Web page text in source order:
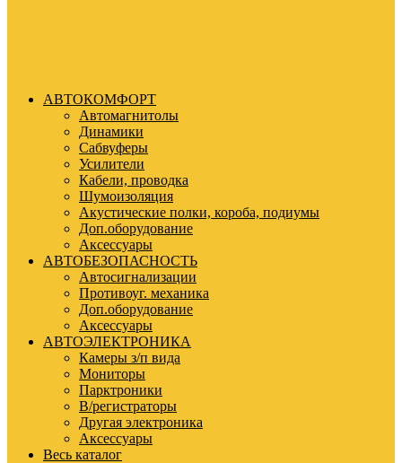
АВТОКОМФОРТ
Автомагнитолы
Динамики
Сабвуферы
Усилители
Кабели, проводка
Шумоизоляция
Акустические полки, короба, подиумы
Доп.оборудование
Аксессуары
АВТОБЕЗОПАСНОСТЬ
Автосигнализации
Противоуг. механика
Доп.оборудование
Аксессуары
АВТОЭЛЕКТРОНИКА
Камеры з/п вида
Мониторы
Парктроники
В/регистраторы
Другая электроника
Аксессуары
Весь каталог